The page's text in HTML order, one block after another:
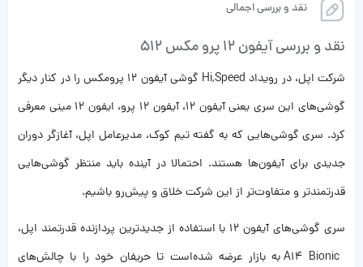
نقد و بررسی اجمالی
نقد و بررسی آیفون 12 پرو مکس 512
شرکت اپل، در رویداد Hi,Speed گوشی آیفون 12 پرومکس را در کنار دیگر
گوشی‌های این سری یعنی آیفون 12، آیفون 12 پرو، ایفون 12 مینی معرفی
کرد. سری گوشی‌هایی که به گفته تیم کوک، مدیرعامل اپل‌، آغازگر دوران
جدیدی برای آیفون‌ها هستند. احتمالا در آینده باید منتظر گوشی‌هایی
قدرتمندتر و متفاوت‌تر از این شرکت خلاق و پیش‌رو باشیم.
سری گوشی‌های آیفون ۱۲ با استفاده از جدیدترین پردازنده قدرتمند اپل،
A14 Bionic به بازار عرضه شده‌است تا حریفان خود را با چالش‌های